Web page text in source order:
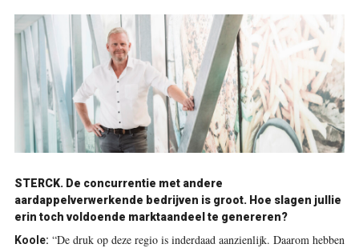
STERCK. De concurrentie met andere
aardappelverwerkende bedrijven is groot. Hoe slagen jullie
erin toch voldoende marktaandeel te genereren?
Koole: “De druk op deze regio is inderdaad aanzienlijk. Daarom hebben